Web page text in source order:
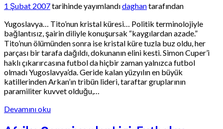
1 Şubat 2007tarihinde yayımlandıdaghantarafından
Yugoslavya… Tito’nun kristal küresi… Politik terminolojiyle
bağlantısız, şairin diliyle konuşursak “kaygılardan azade.”
Tito’nun ölümünden sonra ise kristal küre tuzla buz oldu, her
parçası bir tarafa dağıldı, dokunanın elini kesti. Simon Cuper’i
haklı çıkarırcasına futbol da hiçbir zaman yalnızca futbol
olmadı Yugoslavya’da. Geride kalan yüzyılın en büyük
katillerinden Arkan’ın tribün lideri, taraftar gruplarının
paramiliter kuvvet olduğu,…
Devamını oku